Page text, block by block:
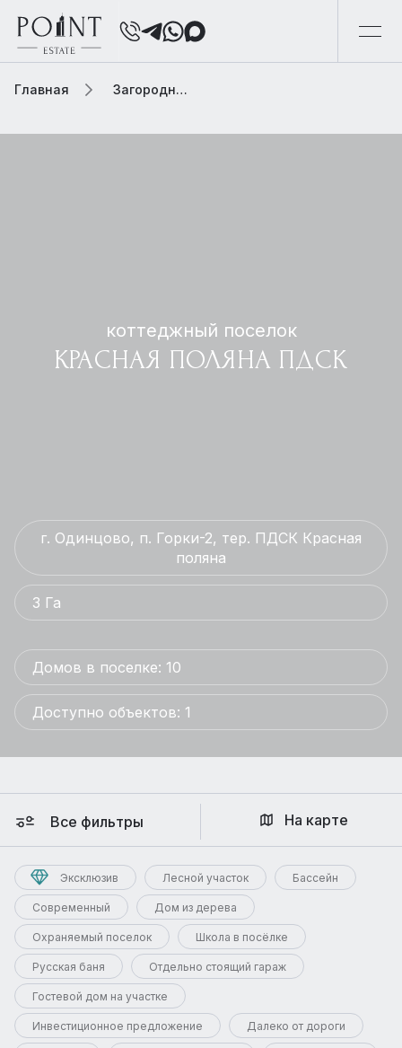
Главная Загородная элитная недвижимость
коттеджный поселок
КРАСНАЯ ПОЛЯНА ПДСК
г. Одинцово, п. Горки-2, тер. ПДСК Красная
поляна
3 Га
Домов в поселке: 10
Доступно объектов: 1
Все фильтры
Эксклюзив Лесной участок Бассейн
Современный Дом из дерева
Охраняемый поселок Школа в посёлке
Русская баня Отдельно стоящий гараж
Гостевой дом на участке
Инвестиционное предложение Далеко от дороги
На карте